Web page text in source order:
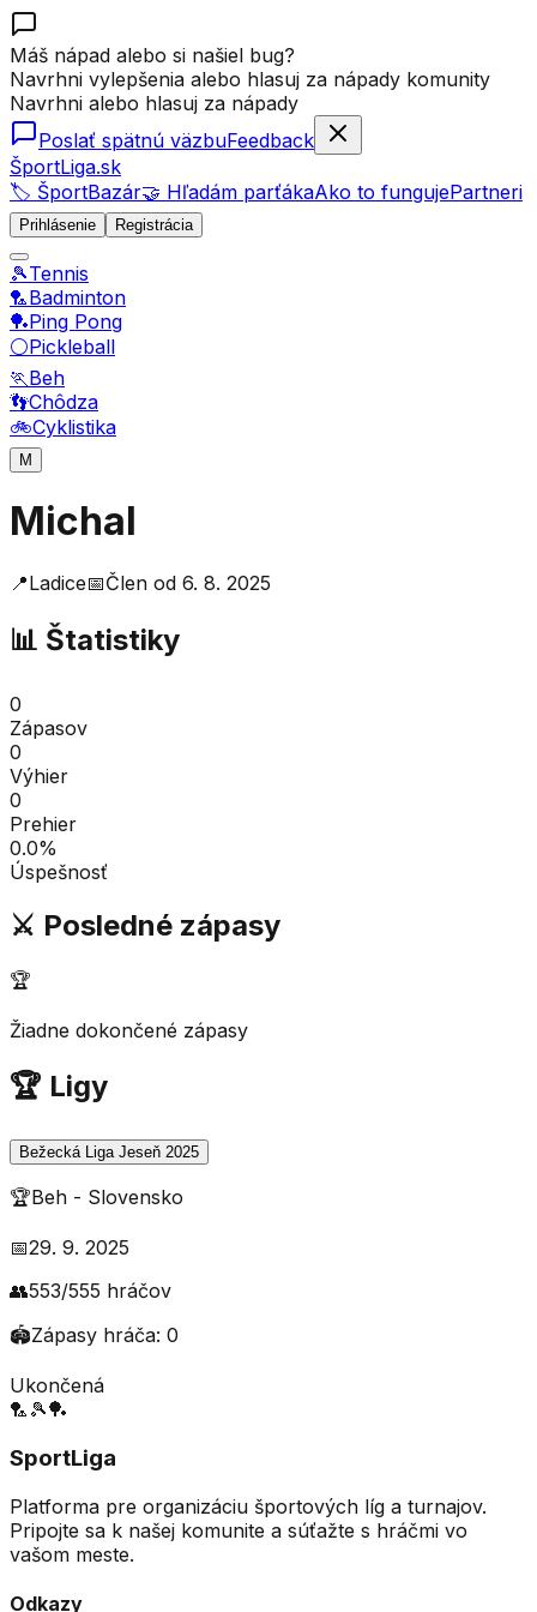
Máš nápad alebo si našiel bug?
Navrhni vylepšenia alebo hlasuj za nápady komunity
Navrhni alebo hlasuj za nápady
Poslať spätnú väzbuFeedback
ŠportLiga.sk
🏷️ ŠportBazár🤝 Hľadám parťákaAko to fungujePartneri
Prihlásenie Registrácia
🎾Tennis
🏸Badminton
🏓Ping Pong
⚪Pickleball
🏃Beh
👣Chôdza
🚲Cyklistika
M
Michal
📍Ladice📅Člen od 6. 8. 2025
📊 Štatistiky
0
Zápasov
0
Výhier
0
Prehier
0.0%
Úspešnosť
⚔️ Posledné zápasy
🏆
Žiadne dokončené zápasy
🏆 Ligy
Bežecká Liga Jeseň 2025
🏆Beh - Slovensko
📅29. 9. 2025
👥553/555 hráčov
🏟️Zápasy hráča: 0
Ukončená
🏸 🎾🏓
SportLiga
Platforma pre organizáciu športových líg a turnajov.
Pripojte sa k našej komunite a súťažte s hráčmi vo
vašom meste.
Odkazy